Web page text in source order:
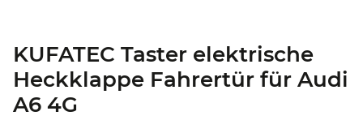
KUFATEC Taster elektrische
Heckklappe Fahrertür für Audi
A6 4G